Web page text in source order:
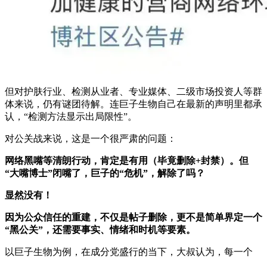
但对护肤行业、检测从业者、专业媒体、二级市场投资人等群
体来说，仍有谜团待解。连巨子生物自己在最新的声明里都承
认，“检测方法显示出局限性”。
对公关战来说，这是一个很严肃的问题：
网络黑嘴等清朗行动，肯定是有用（毕竟删除+封禁）。但
“大嘴博士”闭嘴了，巨子的“危机”，解除了吗？
显然没有！
因为公众信任的重建，不仅是帖子删除，更不是简单界定一个
“黑公关”，还需要事实、情绪和时机等要素。
以巨子生物为例，在成分党盛行的当下，大叔认为，每一个